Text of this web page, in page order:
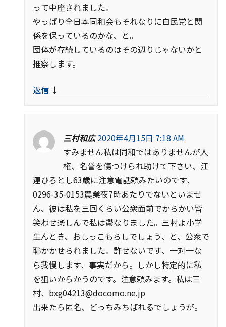
って中座されました。
やっぱり全日本同和会もそれなりに自民党と関
係を保っているのかな、と。
団体が存続しているのはその辺りじゃないかと
推察します。
返信 ↓
三村和広 2020年4月15日 7:18 AM
すみません私は同和ではありませんが人
権、名誉を傷つけられ助けて下さい、江
連ひろとし63歳に注意電話頼みたいのです、
0296-35-0153農業夜7時あたりでないといませ
ん、彼は私を三回くらい公衆面前でからかい皆
笑わせ楽しんで私は鬱なりました。三村よ小学
生んとき、おしっこもらしでしょう、と、公衆で
恥かかせられました。許せないです、一対一な
ら我慢します、事実だから。しかし特定的に私
を狙いからかうのです。注意頼みます。私は三
村、 bxg04213@docomo.ne.jp
出来たら匿名、どっちみちばれるでしょうが。